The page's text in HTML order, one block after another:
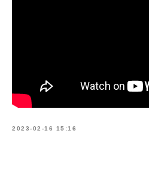
2023-02-16 15:16